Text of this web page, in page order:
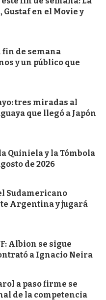
en el Movie y
fin de semana
y un público que
tres miradas al
que llegó a Japón
Quiniela y la Tómbola
de 2026
Sudamericano
Argentina y jugará
Albion se sigue
a Ignacio Neira
a paso firme se
de la competencia